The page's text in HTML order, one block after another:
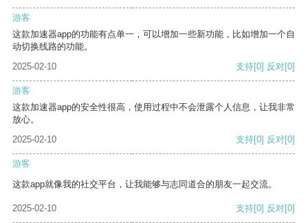
游客
这款加速器app的功能有点单一，可以增加一些新功能，比如增加一个自
动切换线路的功能。
2025-02-10
支持[0] 反对[0]
游客
这款加速器app的安全性很高，使用过程中不会泄露个人信息，让我非常
放心。
2025-02-10
支持[0] 反对[0]
游客
这款app就像我的社交平台，让我能够与志同道合的朋友一起交流。
2025-02-10 支持[0] 反对[0]